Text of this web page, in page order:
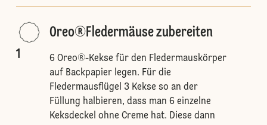
1
Oreo®Fledermäuse zubereiten
6 Oreo®-Kekse für den Fledermauskörper
auf Backpapier legen. Für die
Fledermausflügel 3 Kekse so an der
Füllung halbieren, dass man 6 einzelne
Keksdeckel ohne Creme hat. Diese dann